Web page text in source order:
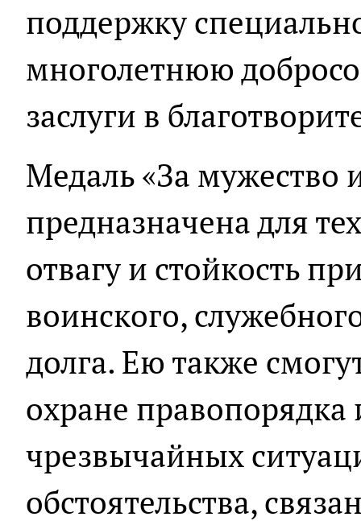
поддержку
многолетнюю
заслуги в
Медаль «За мужество
предназначена для
отвагу и стойкость
воинского,
долга. Ею также
охране
чрезвычайных
обстоятельства,